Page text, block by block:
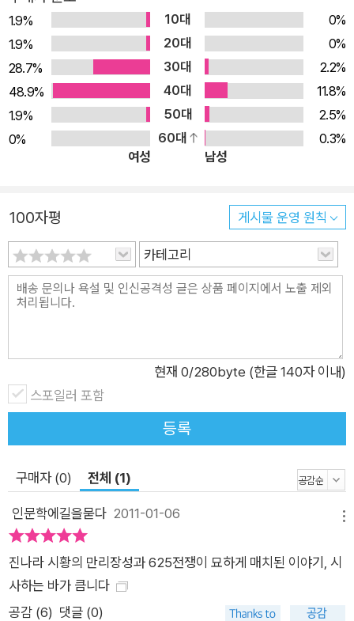
1.9% 10대
0%
1.9%
20대
0%
28.7%
30대
2.2%
48.9%
40대
11.8%
1.9%
50대
2.5%
0%
60대
0.3%
여성
남성
100자평 게시물 운영 원칙
카테고리
현재 0/280byte (한글 140자 이내)
스포일러 포함
등록
구매자 (0) 전체 (1)
인문학에길을묻다 2011-01-06
진나라 시황의 만리장성과 625전쟁이 묘하게 매치된 이야기, 시
사하는 바가 큼니다
공감 (6) 댓글 (0)